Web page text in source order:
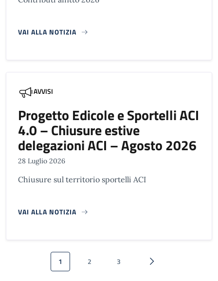
VAI ALLA NOTIZIA
AVVISI
Progetto Edicole e Sportelli ACI
4.0 – Chiusure estive
delegazioni ACI – Agosto 2026
28 Luglio 2026
Chiusure sul territorio sportelli ACI
VAI ALLA NOTIZIA
Paginazione
Pagina attuale
1 Pagina
2 Pagina
3 Pagina successiva